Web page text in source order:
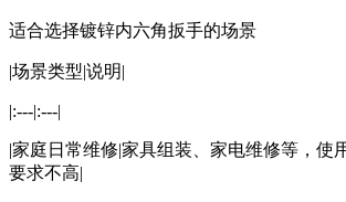
适合选择镀锌内六角扳手的场景
|场景类型|说明|
|:---|:---|
|家庭日常维修|家具组装、家电维修等，使
要求不高|